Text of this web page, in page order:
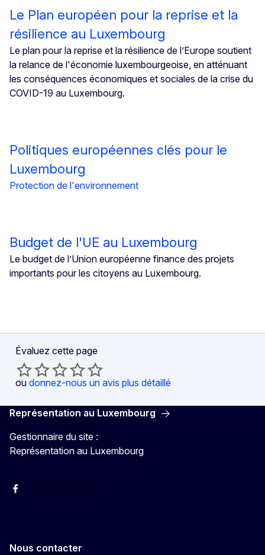
Le Plan européen pour la reprise et la
résilience au Luxembourg
Le plan pour la reprise et la résilience de l’Europe soutient
la relance de l'économie luxembourgeoise, en atténuant
les conséquences économiques et sociales de la crise du
COVID-19 au Luxembourg.
Politiques européennes clés pour le
Luxembourg
Protection de l'environnement
Budget de l'UE au Luxembourg
Le budget de l’Union européenne finance des projets
importants pour les citoyens au Luxembourg.
Évaluez cette page
ou donnez-nous un avis plus détaillé
Représentation au Luxembourg
Gestionnaire du site :
Représentation au Luxembourg
Facebook
Nous contacter